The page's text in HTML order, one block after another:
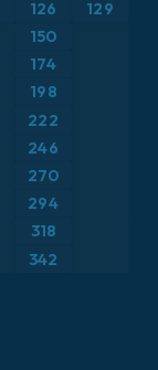
126
129
150
174
198
222
246
270
294
318
342